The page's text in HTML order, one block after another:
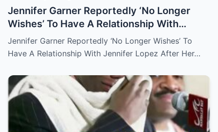
Jennifer Garner Reportedly ‘No Longer
Wishes’ To Have A Relationship With
Jennifer Lopez After Her Ben Affleck
Divorce Unless It Has To Do ‘With The Kids’
Jennifer Garner Reportedly ‘No Longer Wishes’ To
Have A Relationship With Jennifer Lopez After Her…